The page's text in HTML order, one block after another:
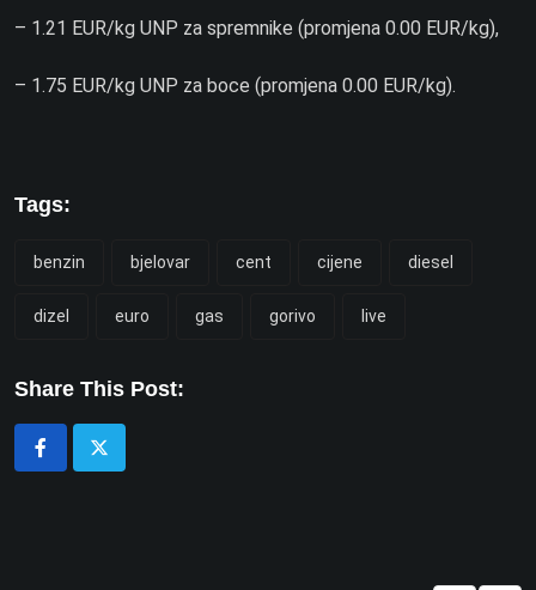
– 1.21 EUR/kg UNP za spremnike (promjena 0.00 EUR/kg),
– 1.75 EUR/kg UNP za boce (promjena 0.00 EUR/kg).
Tags:
benzin bjelovar cent cijene diesel
dizel euro gas gorivo live
Share This Post: